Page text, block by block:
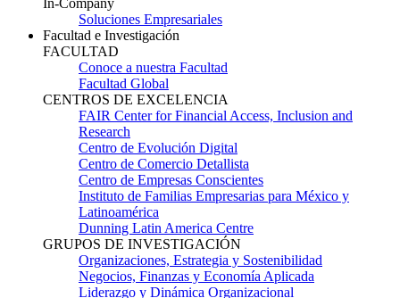
In-Company
Soluciones Empresariales
Facultad e Investigación
FACULTAD
Conoce a nuestra Facultad
Facultad Global
CENTROS DE EXCELENCIA
FAIR Center for Financial Access, Inclusion and
Research
Centro de Evolución Digital
Centro de Comercio Detallista
Centro de Empresas Conscientes
Instituto de Familias Empresarias para México y
Latinoamérica
Dunning Latin America Centre
GRUPOS DE INVESTIGACIÓN
Organizaciones, Estrategia y Sostenibilidad
Negocios, Finanzas y Economía Aplicada
Liderazgo y Dinámica Organizacional